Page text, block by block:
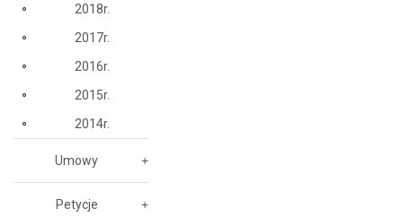
2018r.
2017r.
2016r.
2015r.
2014r.
Umowy
Petycje